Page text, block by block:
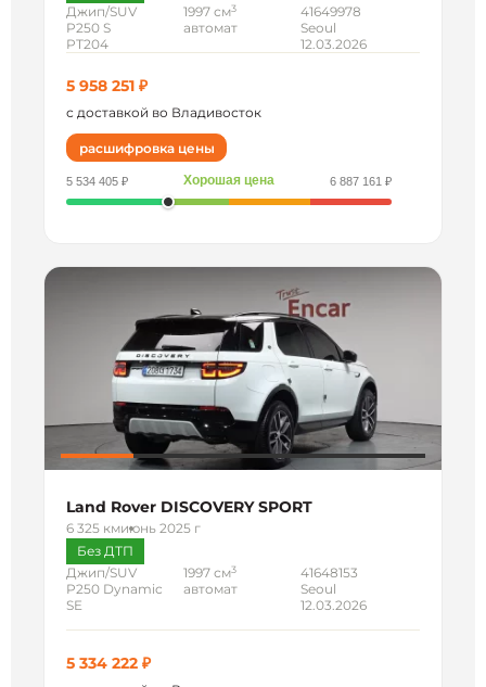
Джип/SUV
P250 S
PT204
1997 см3
автомат
41649978
Seoul
12.03.2026
5 958 251 ₽
с доставкой во Владивосток
расшифровка цены
5 534 405 ₽ Хорошая цена 6 887 161 ₽
Land Rover DISCOVERY SPORT
6 325 кмиюнь 2025 г
Без ДТП
Джип/SUV
P250 Dynamic
SE
1997 см3
автомат
41648153
Seoul
12.03.2026
5 334 222 ₽